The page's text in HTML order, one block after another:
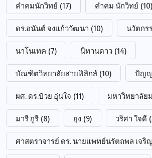
คำคมนักวิทย์ (17) คำคม นักวิทย์ (10)
ดร.อนันต์ จงแก้ววัฒนา (10) นวัตกร
นาโนเทค (7) นิทานดาว (14)
บัณฑิตวิทยาลัยสายฟิสิกส์ (10) ปัญญ
ผศ. ดร.ป๋วย อุ่นใจ (11) มหาวิทยาลัย
มารี กูรี (8) ยุง (9) วริศา ใจดี
ศาสตราจารย์ ดร. นายแพทย์นรัตถพล เจริ